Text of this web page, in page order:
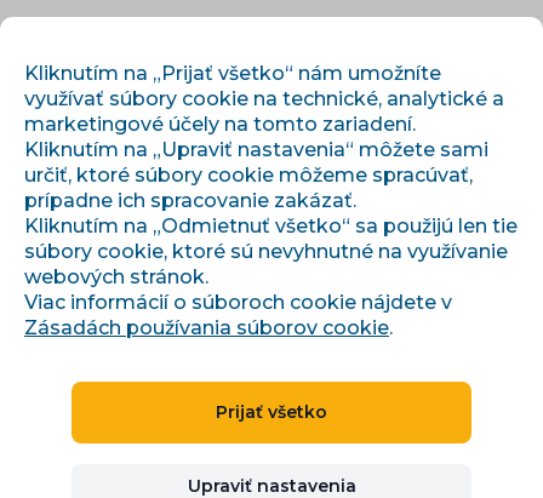
Petr Běloch
Kliknutím na „Prijať všetko“ nám umožníte
využívať súbory cookie na technické, analytické a
marketingové účely na tomto zariadení.
Kliknutím na „Upraviť nastavenia“ môžete sami
určiť, ktoré súbory cookie môžeme spracúvať,
prípadne ich spracovanie zakázať.
Kliknutím na „Odmietnuť všetko“ sa použijú len tie
súbory cookie, ktoré sú nevyhnutné na využívanie
webových stránok.
Viac informácií o súboroch cookie nájdete v
Zásadách používania súborov cookie.
Prijať všetko
Upraviť nastavenia